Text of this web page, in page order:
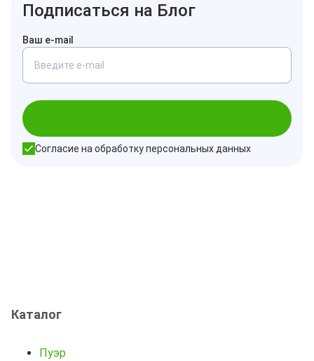
Подписаться на Блог
Ваш e-mail
Согласие на обработку персональных данных
Каталог
Пуэр